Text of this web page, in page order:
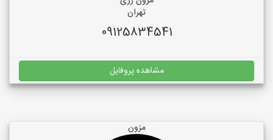
تهران
09125834541
مشاهده پروفایل
مزون